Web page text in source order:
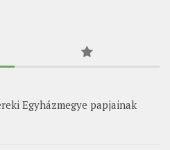
Egyházmegye papjainak